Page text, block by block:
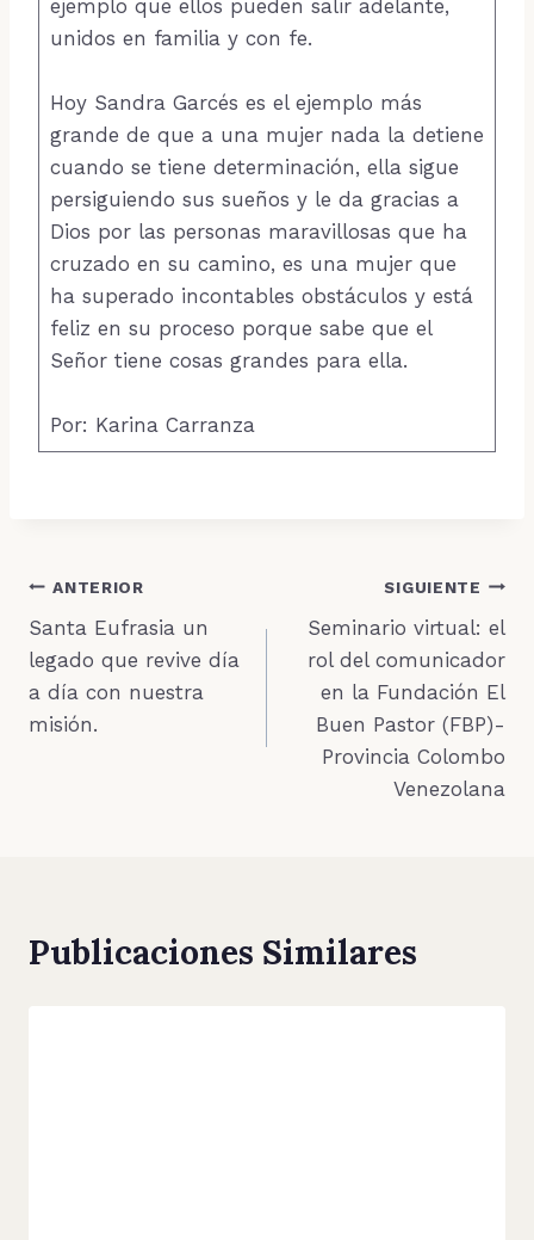
ejemplo que ellos pueden salir adelante,
unidos en familia y con fe.
Hoy Sandra Garcés es el ejemplo más
grande de que a una mujer nada la detiene
cuando se tiene determinación, ella sigue
persiguiendo sus sueños y le da gracias a
Dios por las personas maravillosas que ha
cruzado en su camino, es una mujer que
ha superado incontables obstáculos y está
feliz en su proceso porque sabe que el
Señor tiene cosas grandes para ella.
Por: Karina Carranza
Navegación
de
entradas
ANTERIOR
Santa Eufrasia un
legado que revive día
a día con nuestra
misión.
SIGUIENTE
Seminario virtual: el
rol del comunicador
en la Fundación El
Buen Pastor (FBP)-
Provincia Colombo
Venezolana
Publicaciones Similares